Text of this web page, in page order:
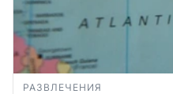
РАЗВЛЕЧЕНИЯ